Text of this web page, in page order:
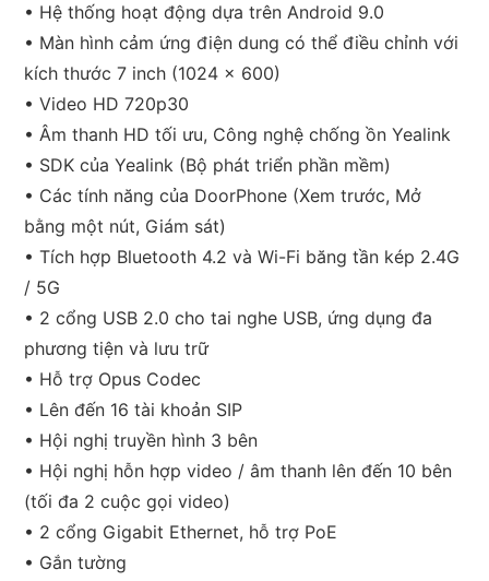
• Hệ thống hoạt động dựa trên Android 9.0
• Màn hình cảm ứng điện dung có thể điều chỉnh với
kích thước 7 inch (1024 x 600)
• Video HD 720p30
• Âm thanh HD tối ưu, Công nghệ chống ồn Yealink
• SDK của Yealink (Bộ phát triển phần mềm)
• Các tính năng của DoorPhone (Xem trước, Mở
bằng một nút, Giám sát)
• Tích hợp Bluetooth 4.2 và Wi-Fi băng tần kép 2.4G
/ 5G
• 2 cổng USB 2.0 cho tai nghe USB, ứng dụng đa
phương tiện và lưu trữ
• Hỗ trợ Opus Codec
• Lên đến 16 tài khoản SIP
• Hội nghị truyền hình 3 bên
• Hội nghị hỗn hợp video / âm thanh lên đến 10 bên
(tối đa 2 cuộc gọi video)
• 2 cổng Gigabit Ethernet, hỗ trợ PoE
• Gắn tường